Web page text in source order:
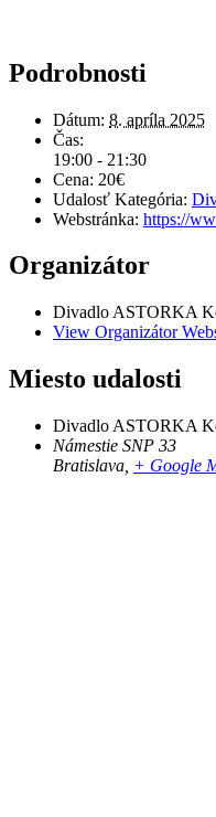
Podrobnosti
Dátum: 8. apríla 2025
Čas:
19:00 - 21:30
Cena: 20€
Udalosť Kategória:
Webstránka: https://
Organizátor
Divadlo ASTORKA
View Organizátor
Miesto udalosti
Divadlo ASTORKA
Námestie SNP 33
Bratislava + Google